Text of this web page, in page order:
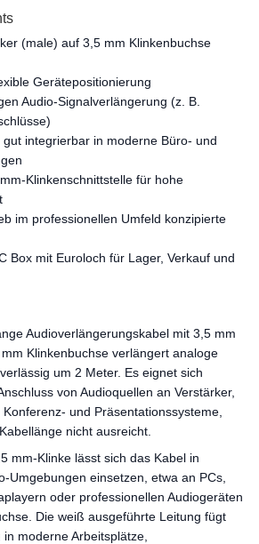
(male) auf 3,5 mm Klinkenbuchse
Gerätepositionierung
Audio-Signalverlängerung (z. B.
integrierbar in moderne Büro- und
Klinkenschnittstelle für hohe
im professionellen Umfeld konzipierte
Box mit Euroloch für Lager, Verkauf und
Audioverlängerungskabel mit 3,5 mm
Klinkenbuchse verlängert analoge
um 2 Meter. Es eignet sich
von Audioquellen an Verstärker,
und Präsentationssysteme,
nicht ausreicht.
mm-Klinke lässt sich das Kabel in
Umgebungen einsetzen, etwa an PCs,
oder professionellen Audiogeräten
Die weiß ausgeführte Leitung fügt
moderne Arbeitsplätze,